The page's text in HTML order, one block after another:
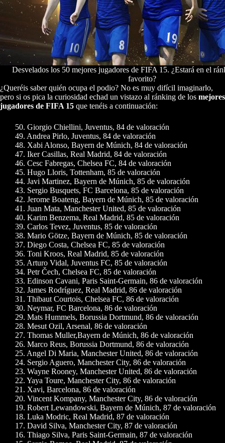
Desvelados los 50 mejores jugadores de FIFA 15. ¿Estará en el
favorito?
¿Queréis saber quién ocupa el podio? No es muy difícil imaginarlo,
pero si os pica la curiosidad echad un vistazo al ránking de los mejores
jugadores de FIFA 15 que tenéis a continuación:
50. Giorgio Chiellini, Juventus, 84 de valoración
49. Andrea Pirlo, Juventus, 84 de valoración
48. Xabi Alonso, Bayern de Múnich, 84 de valoración
47. Iker Casillas, Real Madrid, 84 de valoración
46. Cesc Fabregas, Chelsea FC, 84 de valoración
45. Hugo Lloris, Tottenham, 85 de valoración
44. Javi Martinez, Bayern de Múnich, 85 de valoración
43. Sergio Busquets, FC Barcelona, 85 de valoración
42. Jerome Boateng, Bayern de Múnich, 85 de valoración
41. Juan Mata, Manchester United, 85 de valoración
40. Karim Benzema, Real Madrid, 85 de valoración
39. Carlos Tevez, Juventus, 85 de valoración
38. Mario Götze, Bayern de Múnich, 85 de valoración
37. Diego Costa, Chelsea FC, 85 de valoración
36. Toni Kroos, Real Madrid, 85 de valoración
35. Arturo Vidal, Juventus FC, 85 de valoración
34. Petr Čech, Chelsea FC, 85 de valoración
33. Edinson Cavani, Paris Saint-Germain, 86 de valoración
32. James Rodríguez, Real Madrid, 86 de valoración
31. Thibaut Courtois, Chelsea FC, 86 de valoración
30. Neymar, FC Barcelona, 86 de valoración
29. Mats Hummels, Borussia Dortmund, 86 de valoración
28. Mesut Ozil, Arsenal, 86 de valoración
27. Thomas Muller,Bayern de Múnich, 86 de valoración
26. Marco Reus, Borussia Dortmund, 86 de valoración
25. Angel Di Maria, Manchester United, 86 de valoración
24. Sergio Aguero, Manchester City, 86 de valoración
23. Wayne Rooney, Manchester United, 86 de valoración
22. Yaya Toure, Manchester City, 86 de valoración
21. Xavi, Barcelona, 86 de valoración
20. Vincent Kompany, Manchester City, 86 de valoración
19. Robert Lewandowski, Bayern de Múnich, 87 de valoración
18. Luka Modric, Real Madrid, 87 de valoración
17. David Silva, Manchester City, 87 de valoración
16. Thiago Silva, Paris Saint-Germain, 87 de valoración